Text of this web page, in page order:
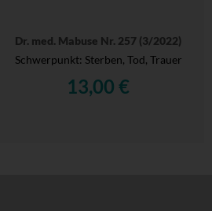
Dr. med. Mabuse Nr. 257 (3/2022)
Schwerpunkt: Sterben, Tod, Trauer
13,00 €